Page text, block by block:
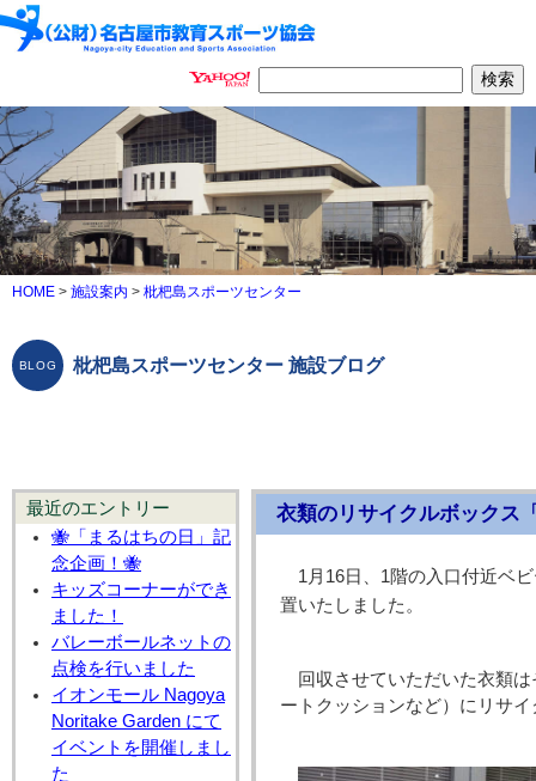
HOME > 施設案内 > 枇杷島スポーツセンター
枇杷島スポーツセンター 施設ブログ
最近のエントリー
🐝「まるはちの日」記
念企画！🐝
キッズコーナーができ
ました！
バレーボールネットの
点検を行いました
イオンモール Nagoya
Noritake Garden にて
イベントを開催しまし
た
衣類のリサイクルボックス
1月16日、1階の入口付近ベ
置いたしました。
回収させていただいた衣類
ートクッションなど）にリサ